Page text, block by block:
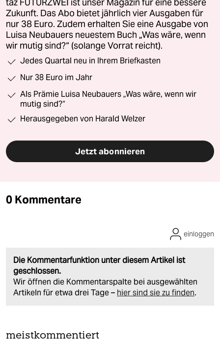
taz FUTURZWEI ist unser Magazin für eine bessere
Zukunft. Das Abo bietet jährlich vier Ausgaben für
nur 38 Euro. Zudem erhalten Sie eine Ausgabe von
Luisa Neubauers neuestem Buch „Was wäre, wenn
wir mutig sind?“ (solange Vorrat reicht).
Jedes Quartal neu in Ihrem Briefkasten
Nur 38 Euro im Jahr
Als Prämie Luisa Neubauers „Was wäre, wenn wir
mutig sind?“
Herausgegeben von Harald Welzer
Jetzt abonnieren
0 Kommentare
Die Kommentarfunktion unter diesem Artikel ist
geschlossen.
Wir öffnen die Kommentarspalte bei ausgewählten
Artikeln für etwa drei Tage – hier sind sie zu finden.
einloggen
meistkommentiert